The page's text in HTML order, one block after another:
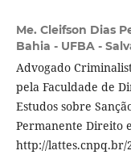
Me. Cleifson Dias
Bahia - UFBA -
Advogado
pela Faculdade de
Estudos sobre
Permanente Direito e
http://lattes.cnpq.br/